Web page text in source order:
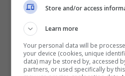
accogliere tante belle
partire da quell’episodio
adottato dalla società
senza avere delle
Store and/or access
Learn more
Your personal data will be
your device (cookies, unique
data) may be stored by, accessed
partners, or used specifically by